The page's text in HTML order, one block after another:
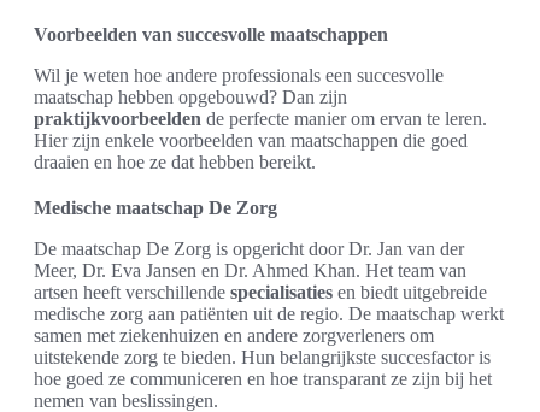
Voorbeelden van succesvolle maatschappen
Wil je weten hoe andere professionals een succesvolle
maatschap hebben opgebouwd? Dan zijn
praktijkvoorbeelden de perfecte manier om ervan te leren.
Hier zijn enkele voorbeelden van maatschappen die goed
draaien en hoe ze dat hebben bereikt.
Medische maatschap De Zorg
De maatschap De Zorg is opgericht door Dr. Jan van der
Meer, Dr. Eva Jansen en Dr. Ahmed Khan. Het team van
artsen heeft verschillende specialisaties en biedt uitgebreide
medische zorg aan patiënten uit de regio. De maatschap werkt
samen met ziekenhuizen en andere zorgverleners om
uitstekende zorg te bieden. Hun belangrijkste succesfactor is
hoe goed ze communiceren en hoe transparant ze zijn bij het
nemen van beslissingen.